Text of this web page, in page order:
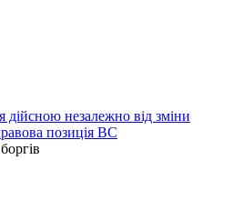
дійсною незалежно від зміни
позиція ВС